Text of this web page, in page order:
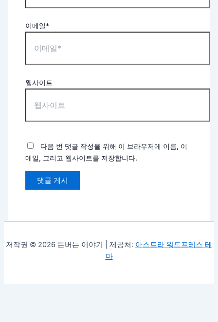
이메일*
웹사이트
다음 번 댓글 작성을 위해 이 브라우저에 이름, 이
메일, 그리고 웹사이트를 저장합니다.
저작권 © 2026 돈버는 이야기 | 제공처: 아스트라 워드프레스 테
마